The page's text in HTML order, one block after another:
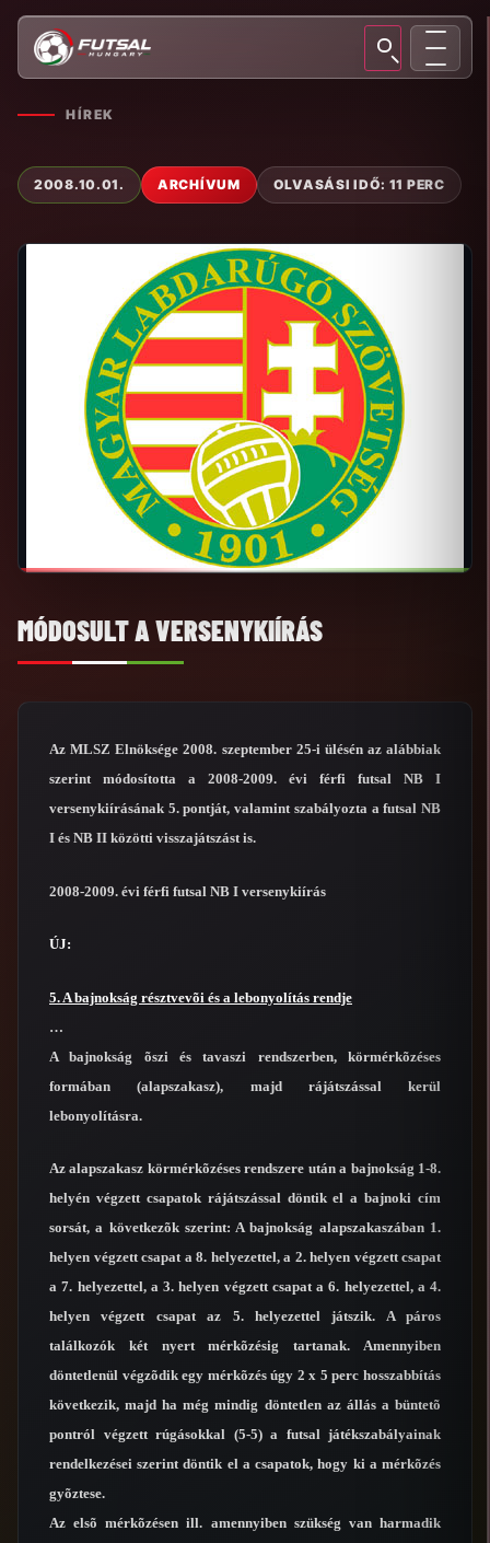
HÍREK
2008.10.01. ARCHÍVUM OLVASÁSI IDŐ: 11 PERC
MÓDOSULT A VERSENYKIÍRÁS
Az MLSZ Elnöksége 2008. szeptember 25-i ülésén az alábbiak
szerint módosította a 2008-2009. évi férfi futsal NB I
versenykiírásának 5. pontját, valamint szabályozta a futsal NB
I és NB II közötti visszajátszást is.
2008-2009. évi férfi futsal NB I versenykiírás
ÚJ:
5. A bajnokság résztvevõi és a lebonyolítás rendje
…
A bajnokság õszi és tavaszi rendszerben, körmérkõzéses
formában (alapszakasz), majd rájátszással kerül
lebonyolításra.
Az alapszakasz körmérkõzéses rendszere után a bajnokság 1-8.
helyén végzett csapatok rájátszással döntik el a bajnoki cím
sorsát, a következõk szerint: A bajnokság alapszakaszában 1.
helyen végzett csapat a 8. helyezettel, a 2. helyen végzett csapat
a 7. helyezettel, a 3. helyen végzett csapat a 6. helyezettel, a 4.
helyen végzett csapat az 5. helyezettel játszik. A páros
találkozók két nyert mérkõzésig tartanak. Amennyiben
döntetlenül végzõdik egy mérkõzés úgy 2 x 5 perc hosszabbítás
következik, majd ha még mindig döntetlen az állás a büntetõ
pontról végzett rúgásokkal (5-5) a futsal játékszabályainak
rendelkezései szerint döntik el a csapatok, hogy ki a mérkõzés
gyõztese.
Az elsõ mérkõzésen ill. amennyiben szükség van harmadik